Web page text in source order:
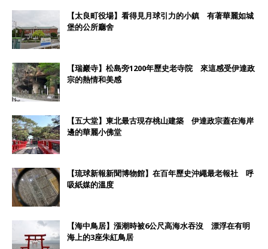
【太良町役場】看得見月球引力的小鎮 有著華麗如城
堡的公所廳舍
【瑞巖寺】松島旁1200年歷史老寺院 來這感受伊達政
宗的熱情和美感
【五大堂】東北最古現存桃山建築 伊達政宗蓋在海岸
邊的華麗小佛堂
【琉球新報新聞博物館】在百年歷史沖繩最老報社 呼
吸紙媒的溫度
【海中鳥居】漲潮時被6公尺高海水吞沒 漂浮在有明
海上的3座朱紅鳥居